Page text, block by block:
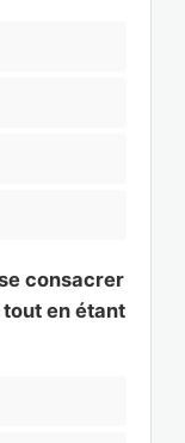
consacrer
en étant